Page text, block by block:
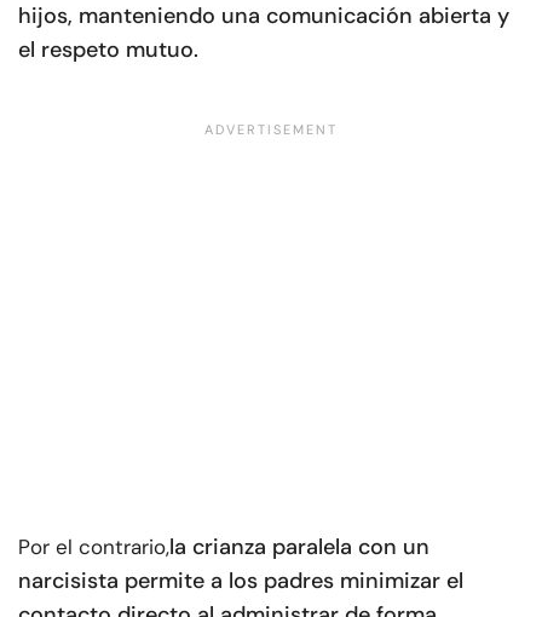
hijos, manteniendo una comunicación abierta y
el respeto mutuo.
Por el contrario,la crianza paralela con un
narcisista permite a los padres minimizar el